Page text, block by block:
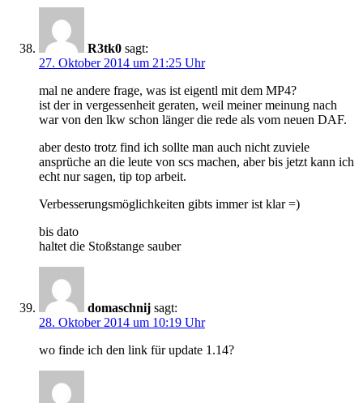
R3tk0 sagt:
27. Oktober 2014 um 21:25 Uhr
mal ne andere frage, was ist eigentl mit dem MP4?
ist der in vergessenheit geraten, weil meiner meinung nach
war von den lkw schon länger die rede als vom neuen DAF.
aber desto trotz find ich sollte man auch nicht zuviele
ansprüche an die leute von scs machen, aber bis jetzt kann ich
echt nur sagen, tip top arbeit.
Verbesserungsmöglichkeiten gibts immer ist klar =)
bis dato
haltet die Stoßstange sauber
domaschnij sagt:
28. Oktober 2014 um 10:19 Uhr
wo finde ich den link für update 1.14?